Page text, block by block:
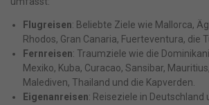
Flugreisen: Beliebte Ziele wie Mallorca,
Rhodos, Gran Canaria, Fuerteventura, die
Fernreisen: Traumziele wie die
Mexiko, Kuba, Curacao, Sansibar,
Malediven, Thailand und die Kapverden.
Eigenanreisen: Reiseziele in Deutschland